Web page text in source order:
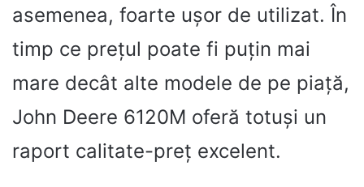
asemenea, foarte ușor de utilizat. În
timp ce prețul poate fi puțin mai
mare decât alte modele de pe piață,
John Deere 6120M oferă totuși un
raport calitate-preț excelent.